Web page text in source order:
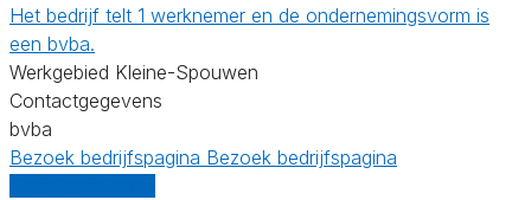
Het bedrijf telt 1 werknemer en de ondernemingsvorm is
een bvba.
Werkgebied Kleine-Spouwen
Contactgegevens
bvba
Bezoek bedrijfspagina Bezoek bedrijfspagina